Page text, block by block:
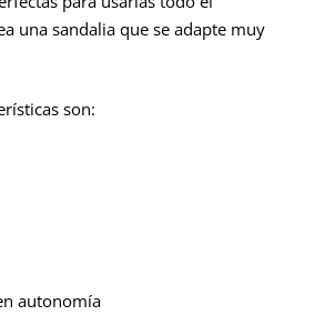
una sandalia que se adapte muy
son:
autonomía